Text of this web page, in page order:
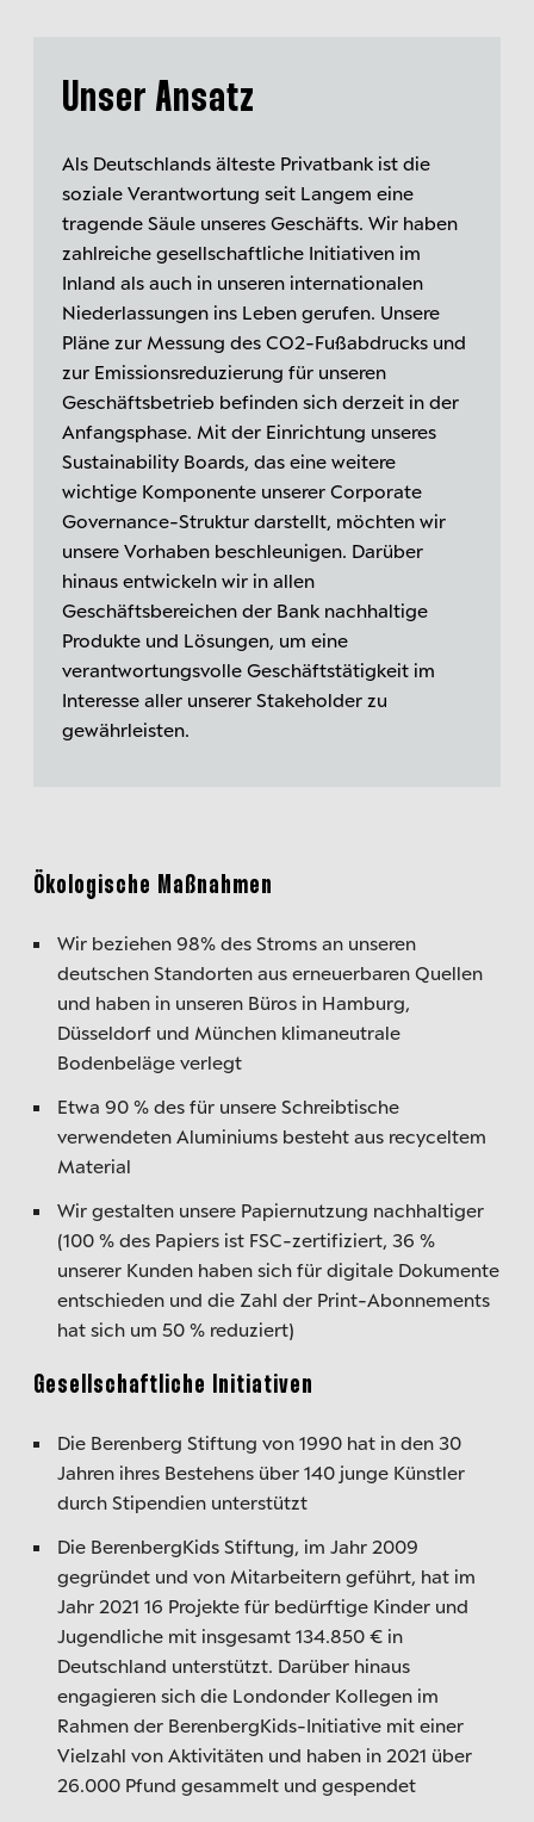
Unser Ansatz
Als Deutschlands älteste Privatbank ist die
soziale Verantwortung seit Langem eine
tragende Säule unseres Geschäfts. Wir haben
zahlreiche gesellschaftliche Initiativen im
Inland als auch in unseren internationalen
Niederlassungen ins Leben gerufen. Unsere
Pläne zur Messung des CO2-Fußabdrucks und
zur Emissionsreduzierung für unseren
Geschäftsbetrieb befinden sich derzeit in der
Anfangsphase. Mit der Einrichtung unseres
Sustainability Boards, das eine weitere
wichtige Komponente unserer Corporate
Governance-Struktur darstellt, möchten wir
unsere Vorhaben beschleunigen. Darüber
hinaus entwickeln wir in allen
Geschäftsbereichen der Bank nachhaltige
Produkte und Lösungen, um eine
verantwortungsvolle Geschäftstätigkeit im
Interesse aller unserer Stakeholder zu
gewährleisten.
Ökologische Maßnahmen
Wir beziehen 98% des Stroms an unseren
deutschen Standorten aus erneuerbaren Quellen
und haben in unseren Büros in Hamburg,
Düsseldorf und München klimaneutrale
Bodenbeläge verlegt
Etwa 90 % des für unsere Schreibtische
verwendeten Aluminiums besteht aus recyceltem
Material
Wir gestalten unsere Papiernutzung nachhaltiger
(100 % des Papiers ist FSC-zertifiziert, 36 %
unserer Kunden haben sich für digitale Dokumente
entschieden und die Zahl der Print-Abonnements
hat sich um 50 % reduziert)
Gesellschaftliche Initiativen
Die Berenberg Stiftung von 1990 hat in den 30
Jahren ihres Bestehens über 140 junge Künstler
durch Stipendien unterstützt
Die BerenbergKids Stiftung, im Jahr 2009
gegründet und von Mitarbeitern geführt, hat im
Jahr 2021 16 Projekte für bedürftige Kinder und
Jugendliche mit insgesamt 134.850 € in
Deutschland unterstützt. Darüber hinaus
engagieren sich die Londonder Kollegen im
Rahmen der BerenbergKids-Initiative mit einer
Vielzahl von Aktivitäten und haben in 2021 über
26.000 Pfund gesammelt und gespendet